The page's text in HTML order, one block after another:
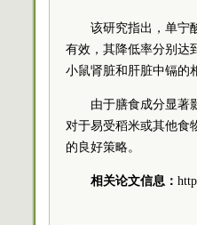
该研究指出，单宁
有效，其降低率分别达
小鼠肾脏和肝脏中镉的
由于膳食成分显著
对于易受稻米或其他食
的良好策略。
相关论文信息：